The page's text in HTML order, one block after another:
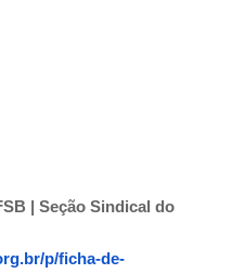
| Seção Sindical do
p/ficha-de-